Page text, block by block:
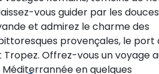
vous guider par les douces
et admirez le charme des
provençales, le port
Tropez. Offrez-vous un voyage
en quelques